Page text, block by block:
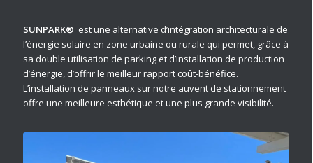
SUNPARK® est une alternative d’intégration architecturale de
l’énergie solaire en zone urbaine ou rurale qui permet, grâce à
sa double utilisation de parking et d’installation de production
d’énergie, d’offrir le meilleur rapport coût-bénéfice.
L’installation de panneaux sur notre auvent de stationnement
offre une meilleure esthétique et une plus grande visibilité.